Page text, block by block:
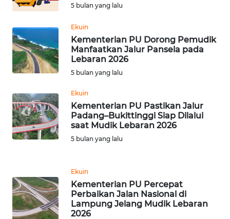
5 bulan yang lalu
Ekuin
Kementerian PU Dorong Pemudik
Manfaatkan Jalur Pansela pada
Lebaran 2026
5 bulan yang lalu
Ekuin
Kementerian PU Pastikan Jalur
Padang–Bukittinggi Siap Dilalui
saat Mudik Lebaran 2026
5 bulan yang lalu
Ekuin
Kementerian PU Percepat
Perbaikan Jalan Nasional di
Lampung Jelang Mudik Lebaran
2026
SUMUT
WN
JAKARTA
WN
WN
BANTEN
WN
KEPRI